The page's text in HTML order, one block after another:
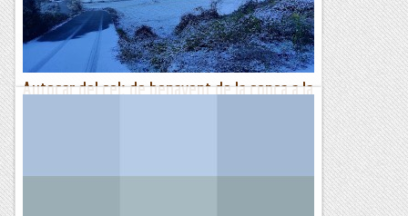
Sortides a Muntanya
Autocar del cel: de benavent de la conca a la
propera sortida. No em puc negar a col·laborar. És la meva...